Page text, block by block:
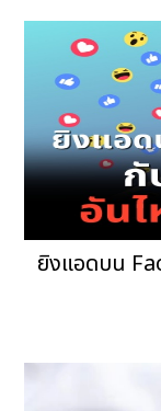
ยิงแอดบน